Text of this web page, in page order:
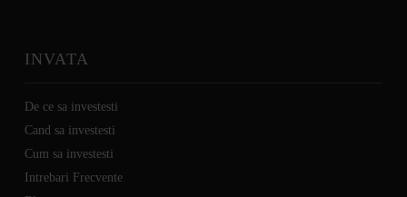
INVATA
De ce sa investesti
Cand sa investesti
Cum sa investesti
Intrebari Frecvente